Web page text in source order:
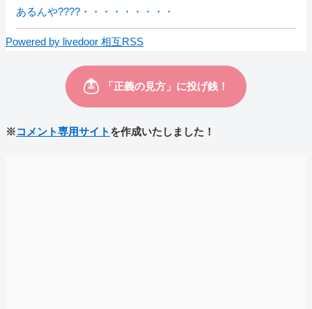
あるんや????・・・・・・・・・
Powered by livedoor 相互RSS
※コメント専用サイト を作成いたしました！